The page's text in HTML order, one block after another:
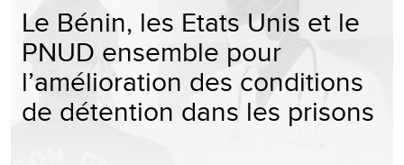
Le Bénin, les Etats Unis et le
PNUD ensemble pour
l’amélioration des conditions
de détention dans les prisons